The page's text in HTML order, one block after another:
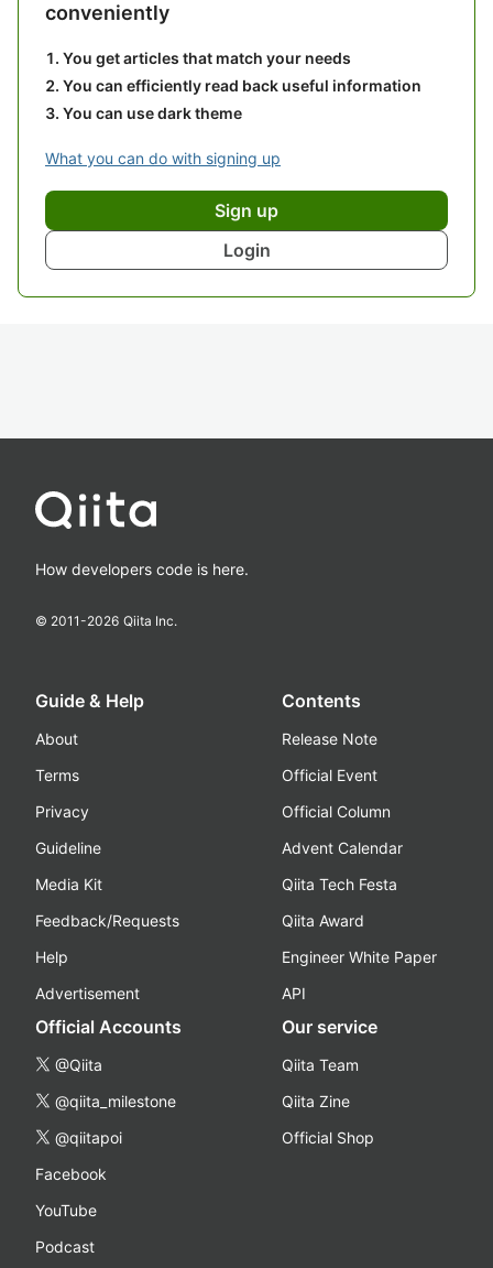
conveniently
You get articles that match your needs
You can efficiently read back useful information
You can use dark theme
What you can do with signing up
Sign up
Login
How developers code is here.
© 2011-2026 Qiita Inc.
Guide & Help
About
Terms
Privacy
Guideline
Media Kit
Feedback/Requests
Help
Advertisement
Contents
Release Note
Official Event
Official Column
Advent Calendar
Qiita Tech Festa
Qiita Award
Engineer White Paper
API
Official Accounts
@Qiita
@qiita_milestone
@qiitapoi
Facebook
YouTube
Podcast
Our service
Qiita Team
Qiita Zine
Official Shop